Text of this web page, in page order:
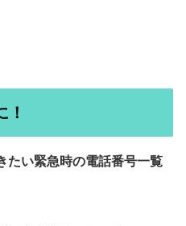
たい緊急時の電話番号一覧